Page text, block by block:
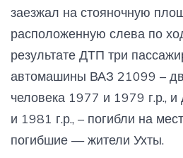
заезжал на стояночную
расположенную слева по
результате ДТП три
автомашины ВАЗ 21099 –
человека 1977 и 1979 г.р.,
и 1981 г.р., – погибли на
погибшие — жители Ухты.